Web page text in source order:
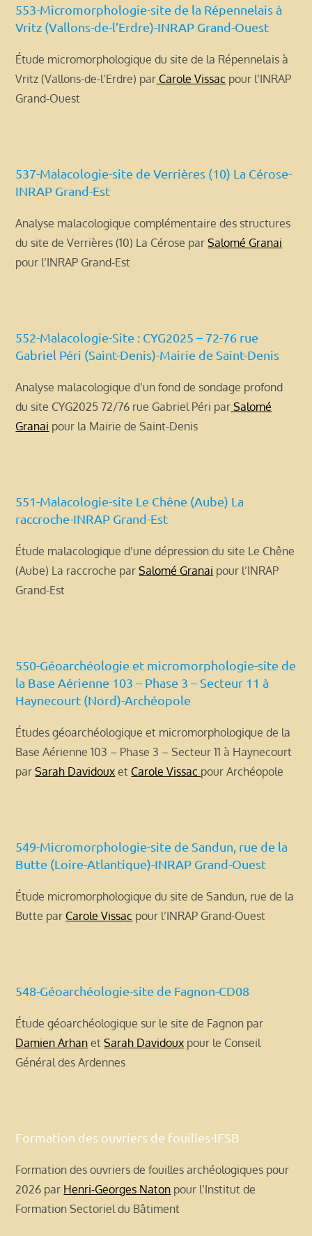
553-Micromorphologie-site de la Répennelais à
Vritz (Vallons-de-l’Erdre)-INRAP Grand-Ouest
Étude micromorphologique du site de la Répennelais à
Vritz (Vallons-de-l’Erdre) par Carole Vissac pour l’INRAP
Grand-Ouest
537-Malacologie-site de Verrières (10) La Cérose-
INRAP Grand-Est
Analyse malacologique complémentaire des structures
du site de Verrières (10) La Cérose parSalomé Granai
pour l’INRAP Grand-Est
552-Malacologie-Site : CYG2025 – 72-76 rue
Gabriel Péri (Saint-Denis)-Mairie de Saint-Denis
Analyse malacologique d’un fond de sondage profond
du site CYG2025 72/76 rue Gabriel Péri par Salomé
Granai pour la Mairie de Saint-Denis
551-Malacologie-site Le Chêne (Aube) La
raccroche-INRAP Grand-Est
Étude malacologique d’une dépression du site Le Chêne
(Aube) La raccroche parSalomé Granai pour l’INRAP
Grand-Est
550-Géoarchéologie et micromorphologie-site de
la Base Aérienne 103 – Phase 3 – Secteur 11 à
Haynecourt (Nord)-Archéopole
Études géoarchéologique et micromorphologique de la
Base Aérienne 103 – Phase 3 – Secteur 11 à Haynecourt
parSarah Davidoux et Carole Vissac pour Archéopole
549-Micromorphologie-site de Sandun, rue de la
Butte (Loire-Atlantique)-INRAP Grand-Ouest
Étude micromorphologique du site de Sandun, rue de la
Butte par Carole Vissac pour l’INRAP Grand-Ouest
548-Géoarchéologie-site de Fagnon-CD08
Étude géoarchéologique sur le site de Fagnon par
Damien Arhan etSarah Davidoux pour le Conseil
Général des Ardennes
Formation des ouvriers de fouilles-IFSB
Formation des ouvriers de fouilles archéologiques pour
2026 par Henri-Georges Naton pour l’Institut de
Formation Sectoriel du Bâtiment